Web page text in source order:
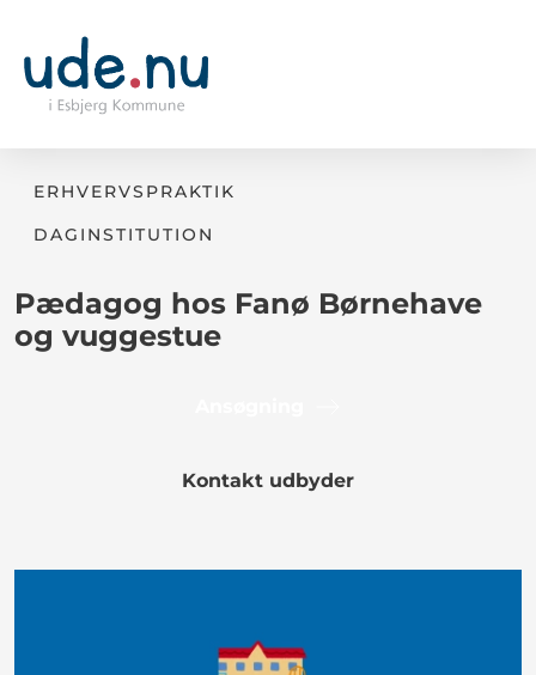
ERHVERVSPRAKTIK
DAGINSTITUTION
Pædagog hos Fanø Børnehave
og vuggestue
Kontakt udbyder